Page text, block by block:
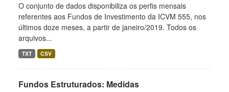
O conjunto de dados disponibiliza os perfis mensais
referentes aos Fundos de Investimento da ICVM 555, nos
últimos doze meses, a partir de janeiro/2019. Todos os
arquivos...
TXT CSV
Fundos Estruturados: Medidas